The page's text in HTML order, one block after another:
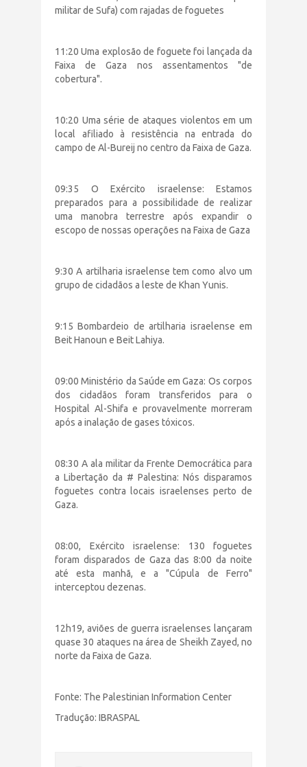
militar de Sufa) com rajadas de foguetes
11:20 Uma explosão de foguete foi lançada da
Faixa de Gaza nos assentamentos "de
cobertura".
10:20 Uma série de ataques violentos em um
local afiliado à resistência na entrada do
campo de Al-Bureij no centro da Faixa de Gaza.
09:35 O Exército israelense: Estamos
preparados para a possibilidade de realizar
uma manobra terrestre após expandir o
escopo de nossas operações na Faixa de Gaza
9:30 A artilharia israelense tem como alvo um
grupo de cidadãos a leste de Khan Yunis.
9:15 Bombardeio de artilharia israelense em
Beit Hanoun e Beit Lahiya.
09:00 Ministério da Saúde em Gaza: Os corpos
dos cidadãos foram transferidos para o
Hospital Al-Shifa e provavelmente morreram
após a inalação de gases tóxicos.
08:30 A ala militar da Frente Democrática para
a Libertação da # Palestina: Nós disparamos
foguetes contra locais israelenses perto de
Gaza.
08:00, Exército israelense: 130 foguetes
foram disparados de Gaza das 8:00 da noite
até esta manhã, e a "Cúpula de Ferro"
interceptou dezenas.
12h19, aviões de guerra israelenses lançaram
quase 30 ataques na área de Sheikh Zayed, no
norte da Faixa de Gaza.
Fonte: The Palestinian Information Center
Tradução: IBRASPAL